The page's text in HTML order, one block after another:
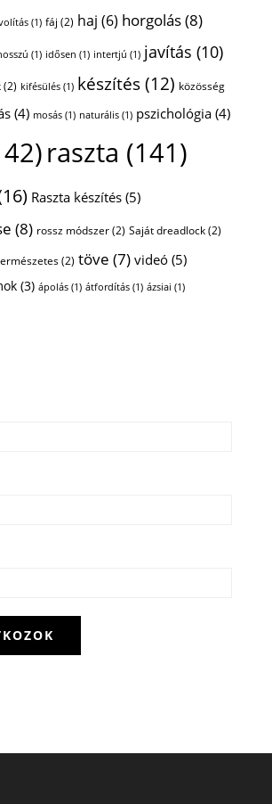
(1) fáj (2) haj (6) horgolás(8)
(1) idősen (1) intertjú (1) javítás (10)
(2) kifésülés (1) készítés(12) közösség
(4) mosás (1) naturális (1) pszichológia (4)
raszta (141)
Raszta készítés(5)
(8) rossz módszer(2) Saját dreadlock(2)
(2) töve (7)videó(5)
(3) ápolás (1) átfordítás (1) ázsiai (1)